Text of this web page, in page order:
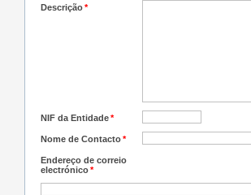
Descrição*
NIF da Entidade*
Nome de Contacto*
Endereço de correio
electrónico*